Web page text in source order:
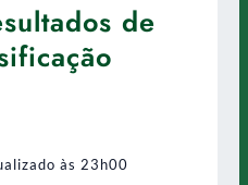
de
às 23h00